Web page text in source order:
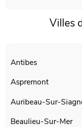
Villes
Antibes
Aspremont
Auribeau-Sur-
Beaulieu-Sur-Mer